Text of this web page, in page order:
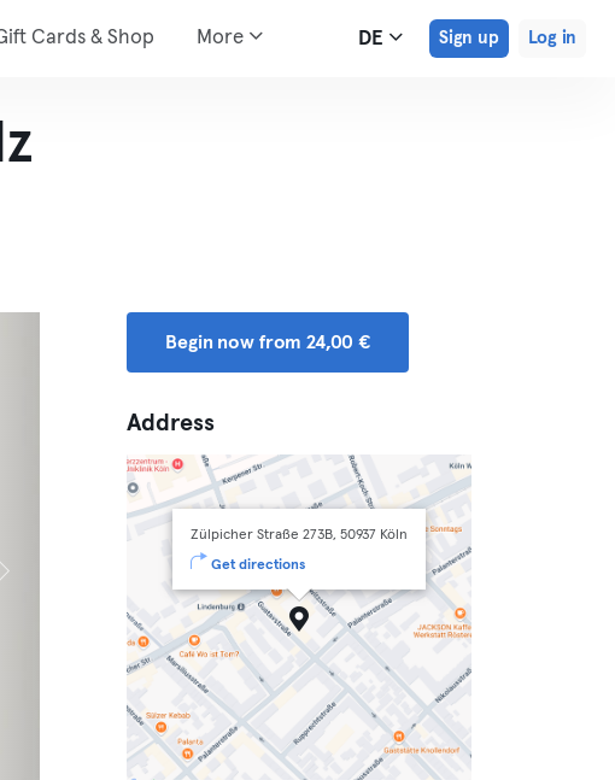
Cards & Shop More DE Sign up Log in
Begin now from 24,00 €
Address
Zülpicher Straße 273B, 50937 Köln
Get directions